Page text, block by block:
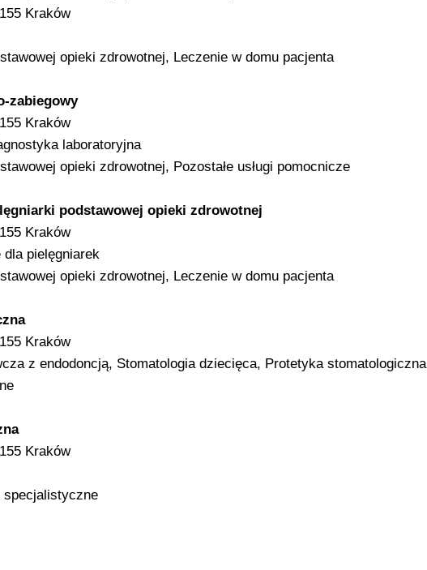
Kraków
opieki zdrowotnej, Leczenie w domu pacjenta
zabiegowy
Kraków
laboratoryjna
opieki zdrowotnej, Pozostałe usługi pomocnicze
podstawowej opieki zdrowotnej
Kraków
pielęgniarek
opieki zdrowotnej, Leczenie w domu pacjenta
Kraków
z endodoncją, Stomatologia dziecięca, Protetyka stomatologiczna
Kraków
specjalistyczne